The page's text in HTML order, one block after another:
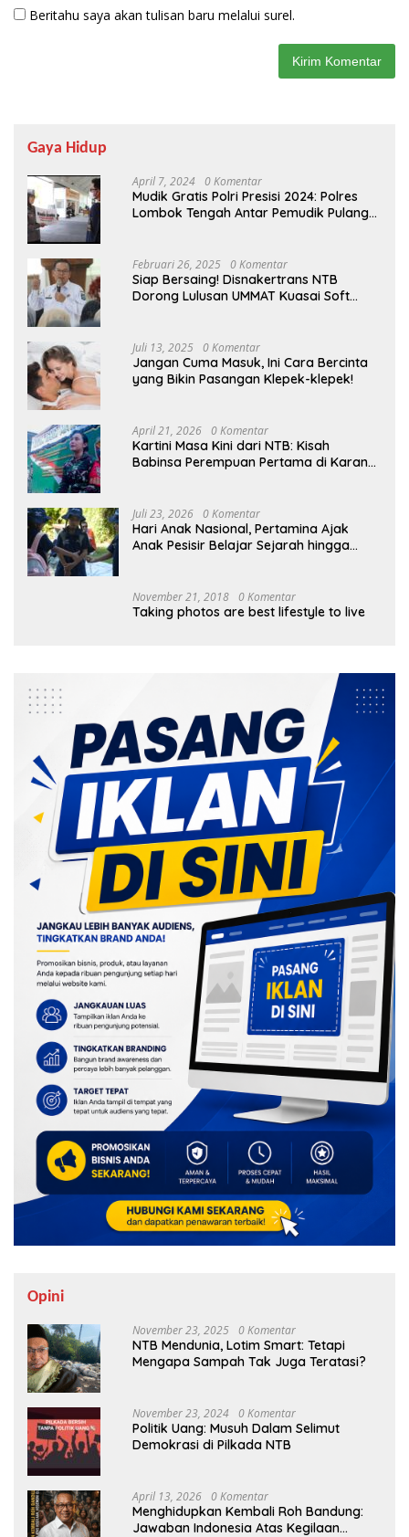
Beritahu saya akan tulisan baru melalui surel.
Gaya Hidup
April 7, 2024 0 Komentar
Mudik Gratis Polri Presisi 2024: Polres
Lombok Tengah Antar Pemudik Pulang
Februari 26, 2025 0 Komentar
Siap Bersaing! Disnakertrans NTB
Dorong Lulusan UMMAT Kuasai Soft
Juli 13, 2025 0 Komentar
Jangan Cuma Masuk, Ini Cara Bercinta
yang Bikin Pasangan Klepek-klepek!
April 21, 2026 0 Komentar
Kartini Masa Kini dari NTB: Kisah
Babinsa Perempuan Pertama di Karang
Juli 23, 2026 0 Komentar
Hari Anak Nasional, Pertamina Ajak
Anak Pesisir Belajar Sejarah hingga
November 21, 2018 0 Komentar
Taking photos are best lifestyle to live
Opini
November 23, 2025 0 Komentar
NTB Mendunia, Lotim Smart: Tetapi
Mengapa Sampah Tak Juga Teratasi?
November 23, 2024 0 Komentar
Politik Uang: Musuh Dalam Selimut
Demokrasi di Pilkada NTB
April 13, 2026 0 Komentar
Menghidupkan Kembali Roh Bandung:
Jawaban Indonesia Atas Kegilaan